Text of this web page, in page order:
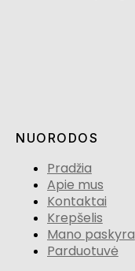
NUORODOS
Pradžia
Apie mus
Kontaktai
Krepšelis
Mano paskyra
Parduotuvė